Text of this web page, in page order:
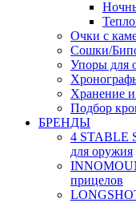
Очки с
Сошки/
Упоры для
Хранение
Подбор
БРЕНДЫ
4 STABLE
для оружия
прицелов